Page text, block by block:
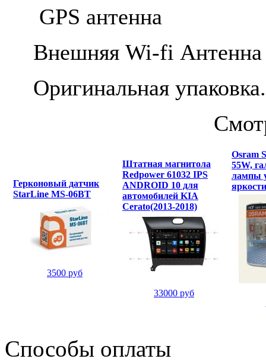
GPS антенна
Внешняя Wi-fi Антенна
Оригинальная упаковка.
Герконовый датчик
StarLine MS-06BT
3500 руб
Штатная магнитола
Redpower 61032 IPS
ANDROID 10 для
автомобилей KIA
Cerato(2013-2018)
33000 руб
Osram
55W,
лампы
Способы оплаты